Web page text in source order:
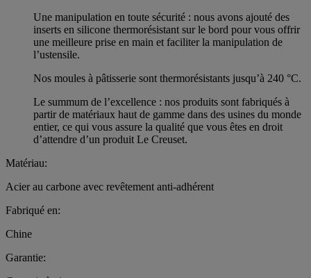
Une manipulation en toute sécurité : nous avons ajouté des
inserts en silicone thermorésistant sur le bord pour vous offrir
une meilleure prise en main et faciliter la manipulation de
l’ustensile.
Nos moules à pâtisserie sont thermorésistants jusqu’à 240 °C.
Le summum de l’excellence : nos produits sont fabriqués à
partir de matériaux haut de gamme dans des usines du monde
entier, ce qui vous assure la qualité que vous êtes en droit
d’attendre d’un produit Le Creuset.
Matériau:
Acier au carbone avec revêtement anti-adhérent
Fabriqué en:
Chine
Garantie: